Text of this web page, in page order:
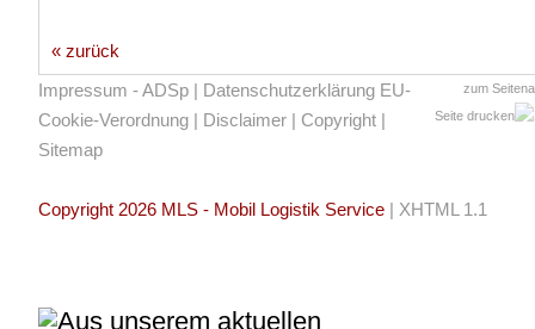
« zurück
zum
Seite drucken
Impressum - ADSp | Datenschutzerklärung EU-
Cookie-Verordnung | Disclaimer | Copyright |
Sitemap
Copyright 2026 MLS - Mobil Logistik Service | XHTML 1.1